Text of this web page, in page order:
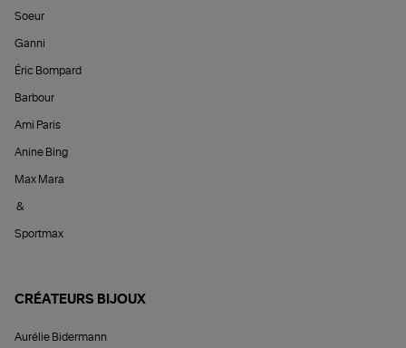
Soeur
Ganni
Éric Bompard
Barbour
Ami Paris
Anine Bing
Max Mara
&
Sportmax
CRÉATEURS BIJOUX
Aurélie Bidermann